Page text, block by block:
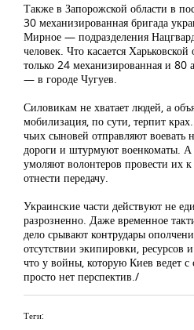
Также в Запорожской области в
30 механизированная бригада
Мирное — подразделения
человек. Что касается Харьковской
только 24 механизированная и 80
— в городе Чугуев.
Силовикам не хватает людей, а
мобилизация, по сути, терпит
чьих сыновей отправляют воевать
дороги и штурмуют военкоматы. А
умоляют волонтеров провести их
отнести передачу.
Украинские части действуют не
разрозненно. Даже временное
дело срывают контрудары
отсутствии экипировки, ресурсов
что у войны, которую Киев ведет
просто нет перспектив./
Теги: